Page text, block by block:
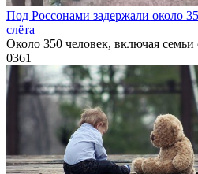
Под Россонами задержали около
слёта
Около 350 человек, включая семьи
0361